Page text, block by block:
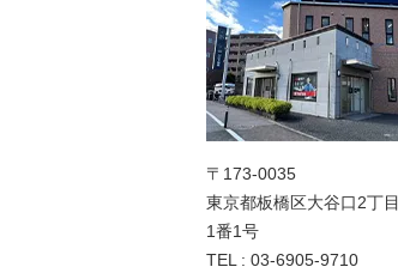
〒173-0035
東京都板橋区大谷口2丁目
1番1号
TEL : 03-6905-9710